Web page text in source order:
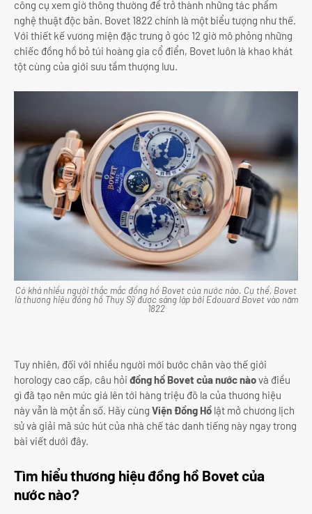
công cụ xem giờ thông thường để trở thành những tác phẩm
nghệ thuật độc bản. Bovet 1822 chính là một biểu tượng như thế.
Với thiết kế vương miện đặc trưng ở góc 12 giờ mô phỏng những
chiếc đồng hồ bỏ túi hoàng gia cổ điển, Bovet luôn là khao khát
tột cùng của giới sưu tầm thượng lưu.
Có khá nhiều người thắc mắc đồng hồ Bovet của nước nào. Cụ thể, Bovet
là thương hiệu đồng hồ Thụy Sỹ được sáng lập bởi Edouard Bovet vào năm
1822
Tuy nhiên, đối với nhiều người mới bước chân vào thế giới
horology cao cấp, câu hỏi đồng hồ Bovet của nước nàovà điều
gì đã tạo nên mức giá lên tới hàng triệu đô la của thương hiệu
này vẫn là một ẩn số. Hãy cùng Viện Đồng Hồ lật mở chương lịch
sử và giải mã sức hút của nhà chế tác danh tiếng này ngay trong
bài viết dưới đây.
Tìm hiểu thương hiệu đồng hồ Bovet của
nước nào?